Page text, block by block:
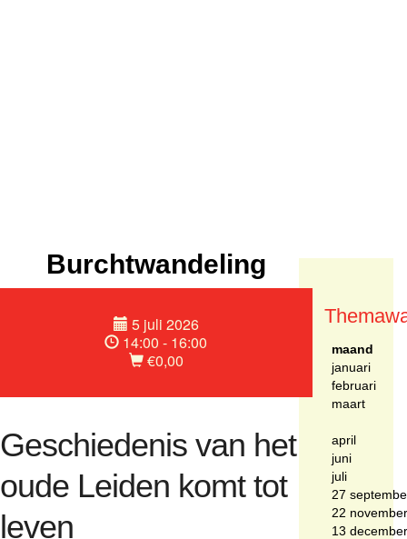
Burchtwandeling
5 juli 2026
14:00 - 16:00
€0,00
Geschiedenis van het
oude Leiden komt tot
leven
maand
januari
februari
maart
april
juni
juli
27
22 november
13 december